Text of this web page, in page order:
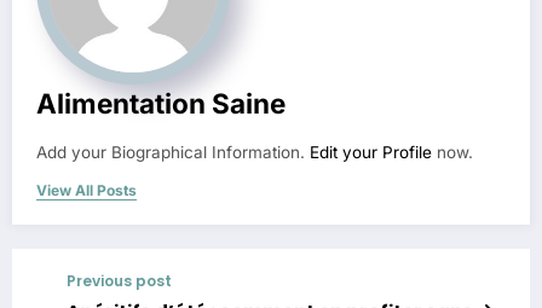
Alimentation Saine
Add your Biographical Information. Edit your Profile now.
View All Posts
Previous post